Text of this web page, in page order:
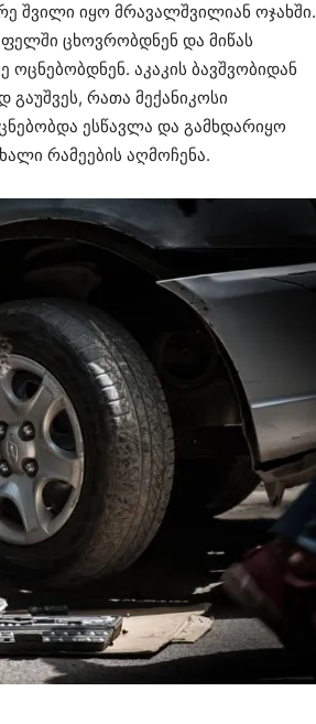
შვილი იყო მრავალშვილიან ოჯახში.
ცხოვრობდნენ და მიწას
ოცნებობდნენ. აკაკის ბავშვობიდან
რათა მექანიკოსი
ესწავლა და გამხდარიყო
რამეების აღმოჩენა.